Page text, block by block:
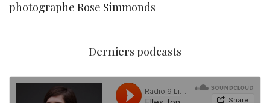
photographe Rose Simmonds
Derniers podcasts